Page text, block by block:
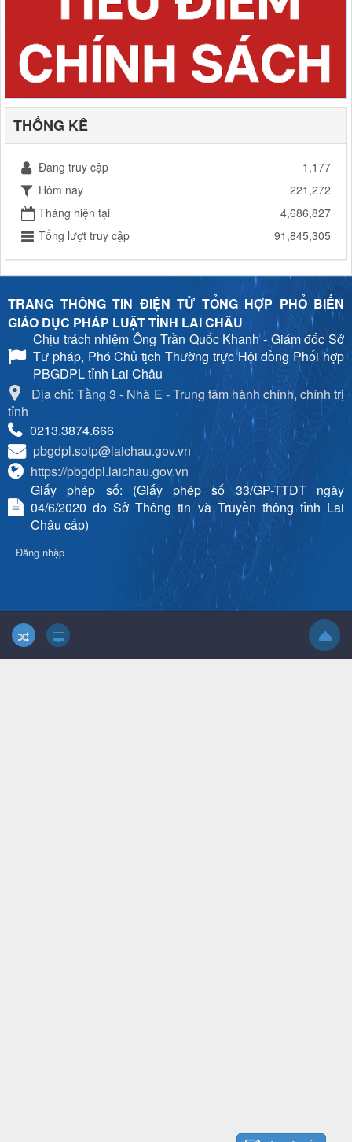
THỐNG KÊ
Đang truy cập
1,177
Hôm nay
221,272
Tháng hiện tại
4,686,827
Tổng lượt truy cập
91,845,305
TRANG THÔNG TIN ĐIỆN TỬ TỔNG HỢP PHỔ BIẾN
GIÁO DỤC PHÁP LUẬT TỈNH LAI CHÂU
Chịu trách nhiệmÔng Trần Quốc Khanh - Giám đốc Sở
Tư pháp, Phó Chủ tịch Thường trực Hội đồng Phối hợp
PBGDPL tỉnh Lai Châu
Địa chỉ: Tầng 3 - Nhà E - Trung tâm hành chính, chính trị
tỉnh
0213.3874.666
pbgdpl.sotp@laichau.gov.vn
https://pbgdpl.laichau.gov.vn
Giấy phép số: (Giấy phép số 33/GP-TTĐT ngày
04/6/2020 do Sở Thông tin và Truyền thông tỉnh Lai
Châu cấp)
Đăng nhập